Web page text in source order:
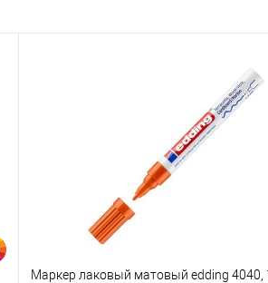
RD5 - Бургунди
Маркер лаковый матовый edding 4040,